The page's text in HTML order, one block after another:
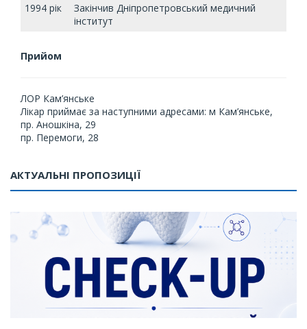
1994 рік
Закінчив Дніпропетровський медичний
інститут
Прийом
ЛОР Кам’янське
Лікар приймає за наступними адресами: м Кам’янське,
пр. Аношкіна, 29
пр. Перемоги, 28
АКТУАЛЬНІ ПРОПОЗИЦІЇ